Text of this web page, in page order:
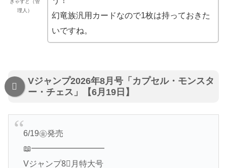
きゃすと（管
理人）
幻竜族汎用カードなので1枚は持っておきた
いですね。
Vジャンプ2026年8月号「カプセル・モンスタ
ー・チェス」【6月19日】
6/19㊎発売
📖━━━━━━━━━
Vジャンプ8⃣月特大号